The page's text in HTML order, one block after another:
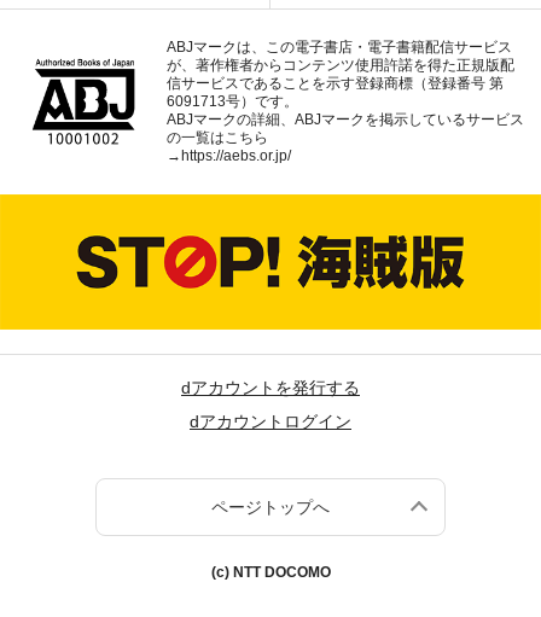
ABJマークは、この電子書店・電子書籍配信サービス
が、著作権者からコンテンツ使用許諾を得た正規版配
信サービスであることを示す登録商標（登録番号 第
6091713号）です。
ABJマークの詳細、ABJマークを掲示しているサービス
の一覧はこちら
→ https://aebs.or.jp/
dアカウントを発行する
dアカウントログイン
ページトップへ
(c) NTT DOCOMO